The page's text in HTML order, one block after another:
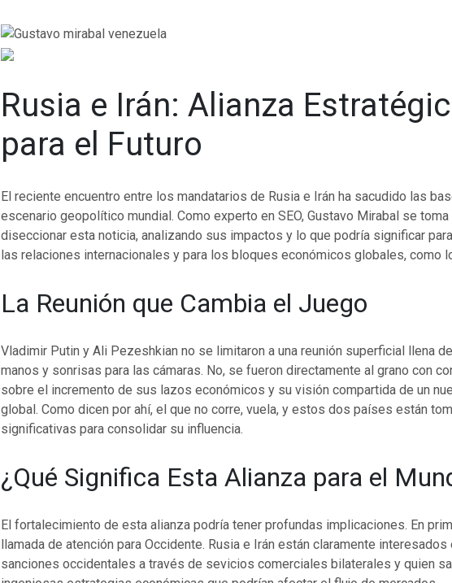
Rusia e Irán: Alianza
para el Futuro
El reciente encuentro entre los mandatarios de Rusia e Irán ha sacudido las
escenario geopolítico mundial. Como experto en SEO, Gustavo Mirabal se
diseccionar esta noticia, analizando sus impactos y lo que podría significar
las relaciones internacionales y para los bloques económicos globales, como
La Reunión que Cambia el Juego
Vladimir Putin y Ali Pezeshkian no se limitaron a una reunión superficial llena
manos y sonrisas para las cámaras. No, se fueron directamente al grano con
sobre el incremento de sus lazos económicos y su visión compartida de un
global. Como dicen por ahí, el que no corre, vuela, y estos dos países están
significativas para consolidar su influencia.
¿Qué Significa Esta Alianza para el
El fortalecimiento de esta alianza podría tener profundas implicaciones. En
llamada de atención para Occidente. Rusia e Irán están claramente
sanciones occidentales a través de sevicios comerciales bilaterales y quien